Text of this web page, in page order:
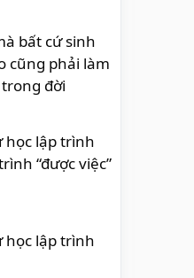
bất cứ sinh
cũng phải làm
đời
học lập trình
“được việc”
học lập trình